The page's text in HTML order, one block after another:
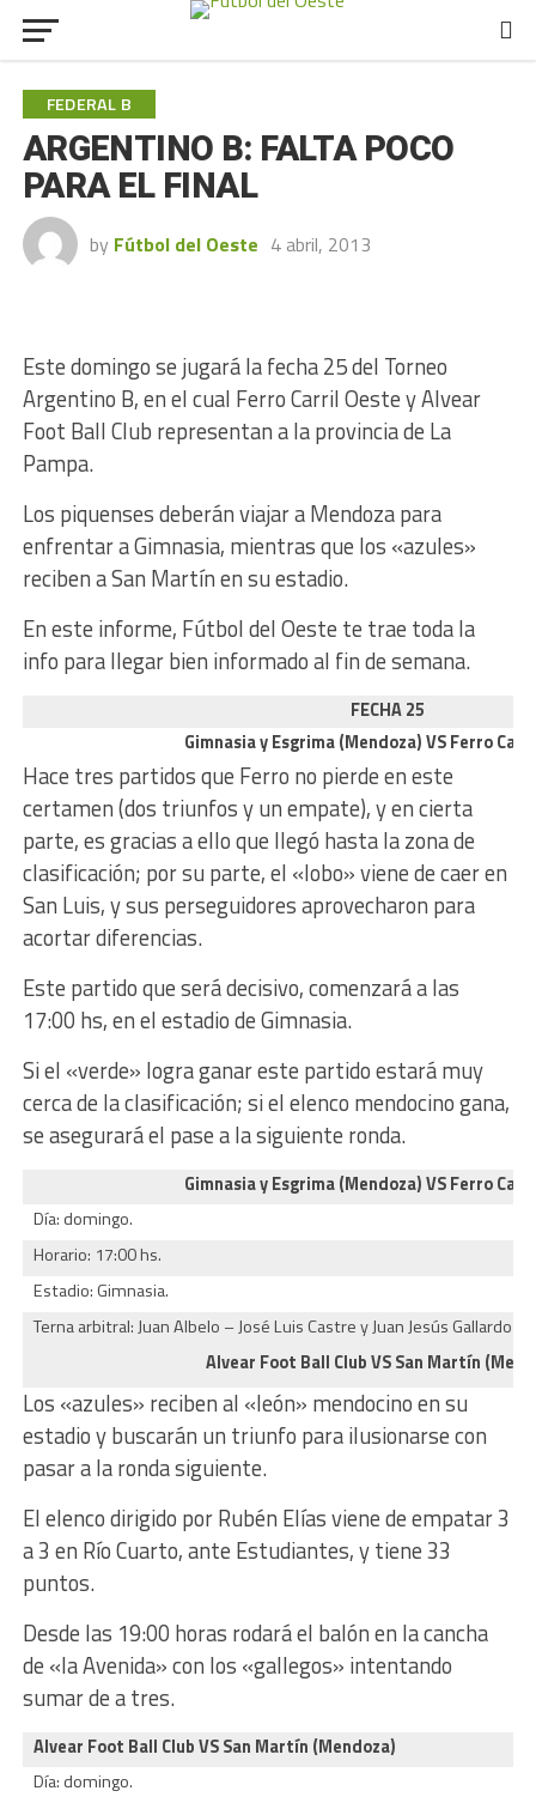
FEDERAL B
ARGENTINO B: FALTA POCO
PARA EL FINAL
by Fútbol del Oeste 4 abril, 2013
Este domingo se jugará la fecha 25 del Torneo
Argentino B, en el cual Ferro Carril Oeste y Alvear
Foot Ball Club representan a la provincia de La
Pampa.
Los piquenses deberán viajar a Mendoza para
enfrentar a Gimnasia, mientras que los «azules»
reciben a San Martín en su estadio.
En este informe, Fútbol del Oeste te trae toda la
info para llegar bien informado al fin de semana.
FECHA 25
Gimnasia y Esgrima (Mendoza) VS Ferro
Hace tres partidos que Ferro no pierde en este
certamen (dos triunfos y un empate), y en cierta
parte, es gracias a ello que llegó hasta la zona de
clasificación; por su parte, el «lobo» viene de caer en
San Luis, y sus perseguidores aprovecharon para
acortar diferencias.
Este partido que será decisivo, comenzará a las
17:00 hs, en el estadio de Gimnasia.
Si el «verde» logra ganar este partido estará muy
cerca de la clasificación; si el elenco mendocino gana,
se asegurará el pase a la siguiente ronda.
Gimnasia y Esgrima (Mendoza) VS Ferro
Día: domingo.
Horario: 17:00 hs.
Estadio: Gimnasia.
Terna arbitral: Juan Albelo – José Luis Castre y Juan Jesús Gallardo
Alvear Foot Ball Club VS San Martín
Los «azules» reciben al «león» mendocino en su
estadio y buscarán un triunfo para ilusionarse con
pasar a la ronda siguiente.
El elenco dirigido por Rubén Elías viene de empatar 3
a 3 en Río Cuarto, ante Estudiantes, y tiene 33
puntos.
Desde las 19:00 horas rodará el balón en la cancha
de «la Avenida» con los «gallegos» intentando
sumar de a tres.
Alvear Foot Ball Club VS San Martín (Mendoza)
Día: domingo.